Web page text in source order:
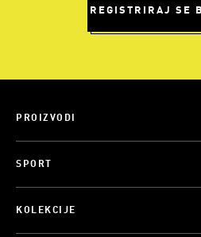
REGISTRIRAJ SE
PROIZVODI
SPORT
KOLEKCIJE